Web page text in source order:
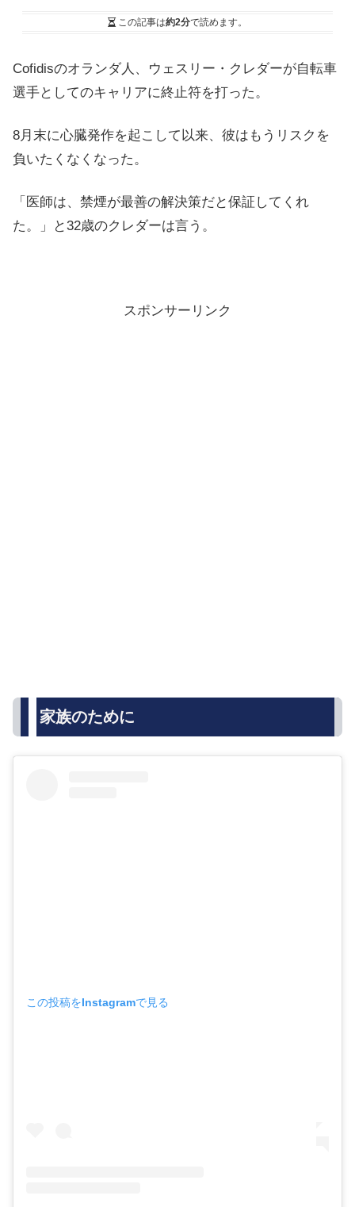
この記事は約2分で読めます。
Cofidisのオランダ人、ウェスリー・クレダーが自転車
選手としてのキャリアに終止符を打った。
8月末に心臓発作を起こして以来、彼はもうリスクを
負いたくなくなった。
「医師は、禁煙が最善の解決策だと保証してくれ
た。」と32歳のクレダーは言う。
スポンサーリンク
家族のために
この投稿をInstagramで見る